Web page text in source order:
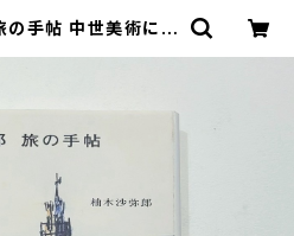
手帖 中世美術に憧